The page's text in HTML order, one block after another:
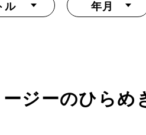
ル 年月
ジーのひらめ